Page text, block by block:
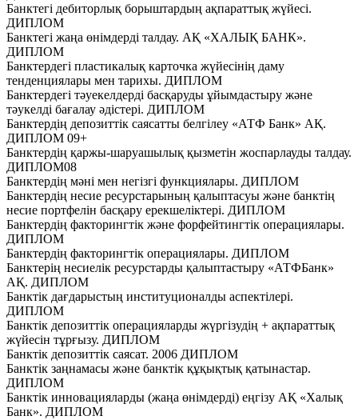
Банктегі дебиторлық борыштардың ақпараттық жүйесі.
ДИПЛОМ
Банктегі жаңа өнімдерді талдау. АҚ «ХАЛЫҚ БАНК».
ДИПЛОМ
Банктердегі пластикалық карточка жүйесінің даму
тенденциялары мен тарихы. ДИПЛОМ
Банктердегі тәуекелдерді басқаруды ұйымдастыру және
тәукелді бағалау әдістері. ДИПЛОМ
Банктердің депозиттік саясатты белгілеу «АТФ Банк» АҚ.
ДИПЛОМ 09+
Банктердің қаржы-шаруашылық қызметін жоспарлауды талдау.
ДИПЛОМ08
Банктердің мәні мен негізгі функциялары. ДИПЛОМ
Банктердің несие ресурстарының қалыптасуы және банктің
несие портфелін басқару ерекшеліктері. ДИПЛОМ
Банктердің факторингтік және форфейтингтік операциялары.
ДИПЛОМ
Банктердің факторингтік операциялары. ДИПЛОМ
Банктерің несиелік ресурстарды қалыптастыру «АТФБанк»
АҚ. ДИПЛОМ
Банктік дағдарыстың институционалды аспектілері.
ДИПЛОМ
Банктік депозиттік операцияларды жүргізудің + ақпараттық
жүйесін тұрғызу. ДИПЛОМ
Банктік депозиттік саясат. 2006 ДИПЛОМ
Банктік заңнамасы және банктік құқықтық қатынастар.
ДИПЛОМ
Банктік инновацияларды (жаңа өнімдерді) еңгізу АҚ «Халық
Банк». ДИПЛОМ